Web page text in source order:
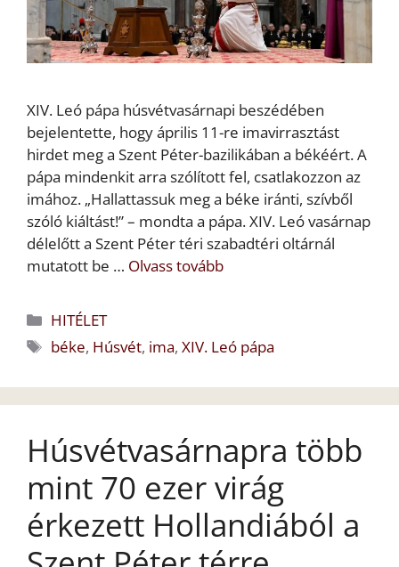
XIV. Leó pápa húsvétvasárnapi beszédében
bejelentette, hogy április 11-re imavirrasztást
hirdet meg a Szent Péter-bazilikában a békéért. A
pápa mindenkit arra szólított fel, csatlakozzon az
imához. „Hallattassuk meg a béke iránti, szívből
szóló kiáltást!” – mondta a pápa. XIV. Leó vasárnap
délelőtt a Szent Péter téri szabadtéri oltárnál
mutatott be … Olvass tovább
Kategória
HITÉLET
Címkék
béke, Húsvét, ima,XIV. Leó pápa
Húsvétvasárnapra több
mint 70 ezer virág
érkezett Hollandiából a